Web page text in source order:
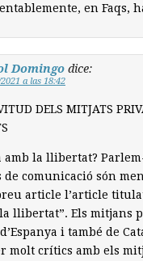
en Faqs,
Domingo dice:
a las 18:42
DELS MITJATS
amb la llibertat?
comunicació són
article l’article
llibertat”. Els mitjans
i també de
molt crítics amb els